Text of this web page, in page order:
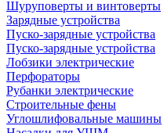
Шуруповерты и винтоверты
Зарядные устройства
Пуско-зарядные устройства
Пуско-зарядные устройства
Лобзики электрические
Перфораторы
Рубанки электрические
Строительные фены
Углошлифовальные машины